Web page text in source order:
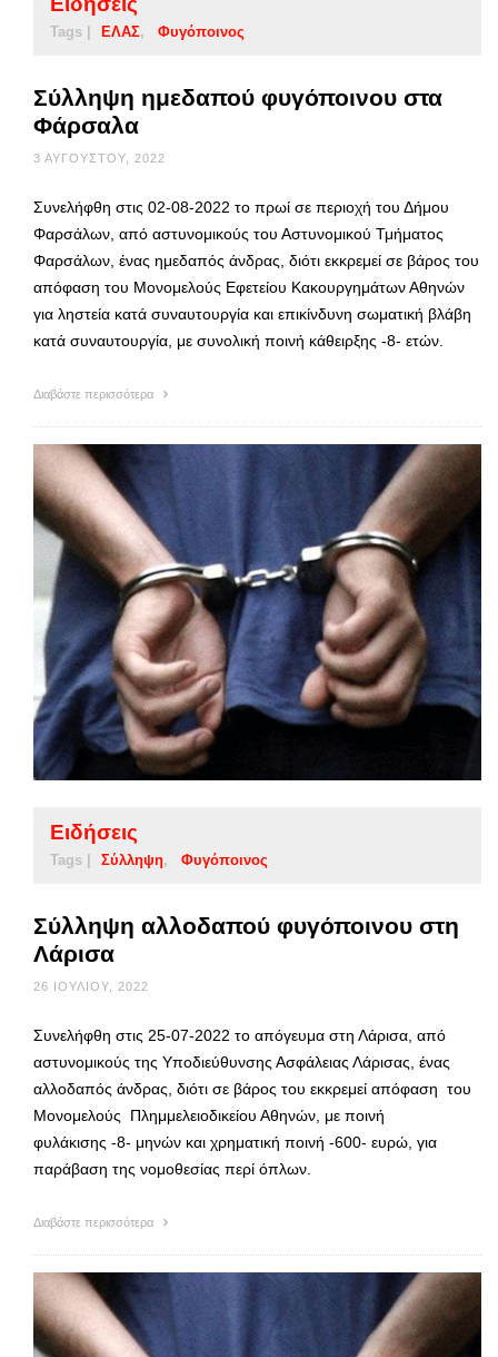
Tags | ΕΛΑΣ Φυγόποινος
Σύλληψη ημεδαπού φυγόποινου στα
Φάρσαλα
3 ΑΥΓΟΎΣΤΟΥ, 2022
Συνελήφθη στις 02-08-2022 το πρωί σε περιοχή του Δήμου
Φαρσάλων, από αστυνομικούς του Αστυνομικού Τμήματος
Φαρσάλων, ένας ημεδαπός άνδρας, διότι εκκρεμεί σε βάρος του
απόφαση του Μονομελούς Εφετείου Κακουργημάτων Αθηνών
για ληστεία κατά συναυτουργία και επικίνδυνη σωματική βλάβη
κατά συναυτουργία, με συνολική ποινή κάθειρξης -8- ετών.
Διαβάστε περισσότερα
Ειδήσεις
Tags | Σύλληψη Φυγόποινος
Σύλληψη αλλοδαπού φυγόποινου στη
Λάρισα
26 ΙΟΥΛΊΟΥ, 2022
Συνελήφθη στις 25-07-2022 το απόγευμα στη Λάρισα, από
αστυνομικούς της Υποδιεύθυνσης Ασφάλειας Λάρισας, ένας
αλλοδαπός άνδρας, διότι σε βάρος του εκκρεμεί απόφαση του
Μονομελούς Πλημμελειοδικείου Αθηνών, με ποινή
φυλάκισης -8- μηνών και χρηματική ποινή -600- ευρώ, για
παράβαση της νομοθεσίας περί όπλων.
Διαβάστε περισσότερα